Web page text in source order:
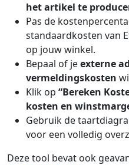
het artikel te
Pas de
standaardkosten van
op jouw winkel.
Bepaal of jeexterne
vermeldingskosten
Klik op “Bereken
kosten en
Gebruik de
voor een volledig
Deze tool bevat ook